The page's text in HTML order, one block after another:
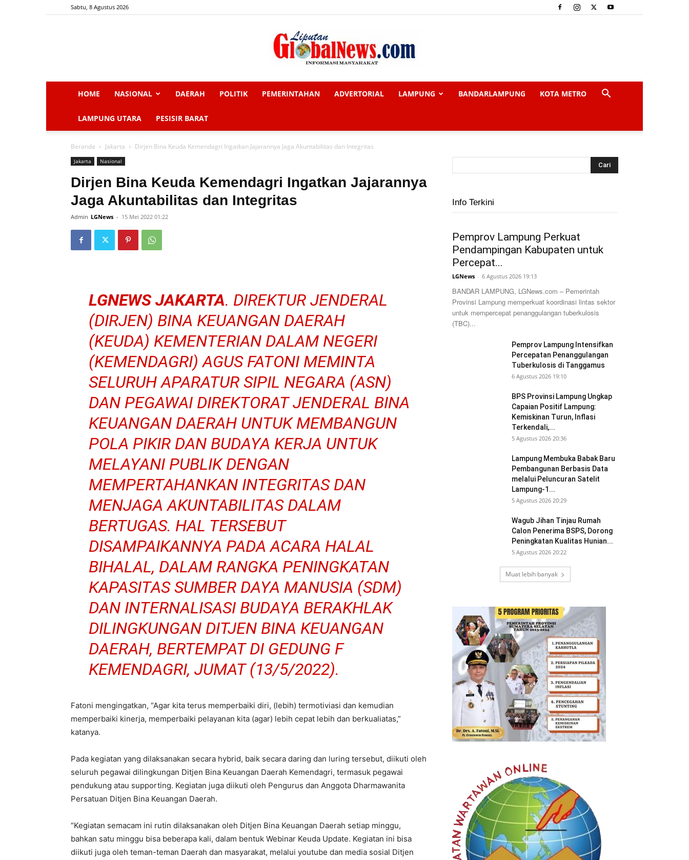
Sabtu, 8 Agustus 2026
HOME NASIONAL DAERAH POLITIK PEMERINTAHAN ADVERTORIAL LAMPUNG BANDARLAMPUNG KOTA METRO
LAMPUNG UTARA PESISIR BARAT
Beranda Jakarta Dirjen Bina Keuda Kemendagri Ingatkan Jajarannya Jaga Akuntabilitas dan Integritas
Jakarta Nasional
Dirjen Bina Keuda Kemendagri Ingatkan Jajarannya
Jaga Akuntabilitas dan Integritas
Admin LGNews - 15 Mei 2022 01:22
LGNEWS JAKARTA. DIREKTUR JENDERAL
(DIRJEN) BINA KEUANGAN DAERAH
(KEUDA) KEMENTERIAN DALAM NEGERI
(KEMENDAGRI) AGUS FATONI MEMINTA
SELURUH APARATUR SIPIL NEGARA (ASN)
DAN PEGAWAI DIREKTORAT JENDERAL BINA
KEUANGAN DAERAH UNTUK MEMBANGUN
POLA PIKIR DAN BUDAYA KERJA UNTUK
MELAYANI PUBLIK DENGAN
MEMPERTAHANKAN INTEGRITAS DAN
MENJAGA AKUNTABILITAS DALAM
BERTUGAS. HAL TERSEBUT
DISAMPAIKANNYA PADA ACARA HALAL
BIHALAL, DALAM RANGKA PENINGKATAN
KAPASITAS SUMBER DAYA MANUSIA (SDM)
DAN INTERNALISASI BUDAYA BERAKHLAK
DILINGKUNGAN DITJEN BINA KEUANGAN
DAERAH, BERTEMPAT DI GEDUNG F
KEMENDAGRI, JUMAT (13/5/2022).
Fatoni mengingatkan, “Agar kita terus memperbaiki diri, (lebih) termotiviasi dan kemudian
memperbaiki kinerja, memperbaiki pelayanan kita (agar) lebih cepat lebih dan berkualiatas,”
katanya.
Pada kegiatan yang dilaksanakan secara hybrid, baik secara daring dan luring tersebut, diikuti oleh
seluruh pegawai dilingkungan Ditjen Bina Keuangan Daerah Kemendagri, termasuk pegawai
pendukung atau supporting. Kegiatan juga diikuti oleh Pengurus dan Anggota Dharmawanita
Persatuan Ditjen Bina Keuangan Daerah.
“Kegiatan semacam ini rutin dilaksanakan oleh Ditjen Bina Keuangan Daerah setiap minggu,
bahkan satu minggu bisa beberapa kali, dalam bentuk Webinar Keuda Update. Kegiatan ini bisa
diikuti juga oleh teman-teman Daerah dan masyarakat, melalui youtube dan media sosial Ditjen
Info Terkini
Pemprov Lampung Perkuat
Pendampingan Kabupaten untuk
Percepat...
LGNews - 6 Agustus 2026 19:13
BANDAR LAMPUNG, LGNews.com – Pemerintah
Provinsi Lampung memperkuat koordinasi lintas sektor
untuk mempercepat penanggulangan tuberkulosis
(TBC)...
Pemprov Lampung Intensifkan
Percepatan Penanggulangan
Tuberkulosis di Tanggamus
6 Agustus 2026 19:10
BPS Provinsi Lampung Ungkap
Capaian Positif Lampung:
Kemiskinan Turun, Inflasi
Terkendali,...
5 Agustus 2026 20:36
Lampung Membuka Babak Baru
Pembangunan Berbasis Data
melalui Peluncuran Satelit
Lampung-1...
5 Agustus 2026 20:29
Wagub Jihan Tinjau Rumah
Calon Penerima BSPS, Dorong
Peningkatan Kualitas Hunian...
5 Agustus 2026 20:22
Muat lebih banyak